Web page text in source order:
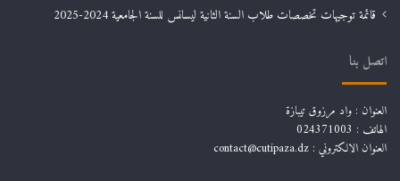
قائمة توجيهات تخصصات طلاب السنة الثانية ليسانس للسنة الجامعية 2024-2025
اتصل بنا
العنوان : واد مرزوق تيبازة
الهاتف : 024371003
العنوان الالكتروني : contact@cutipaza.dz